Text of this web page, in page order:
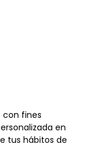
con fines
en
tus hábitos de